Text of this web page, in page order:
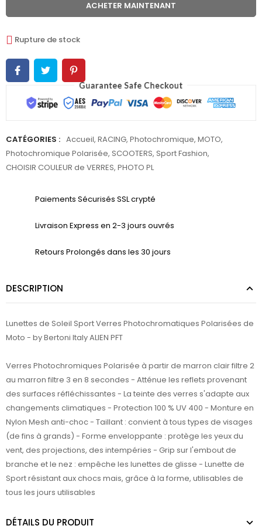
ACHETER MAINTENANT
Rupture de stock
CATÉGORIES : Accueil, RACING, Photochromique, MOTO,
Photochromique Polarisée, SCOOTERS, Sport Fashion,
CHOISIR COULEUR de VERRES, PHOTO PL
Paiements Sécurisés SSL crypté
Livraison Express en 2-3 jours ouvrés
Retours Prolongés dans les 30 jours
DESCRIPTION
Lunettes de Soleil Sport Verres Photochromatiques Polarisées de
Moto - by Bertoni Italy ALIEN PFT
Verres Photochromiques Polarisée à partir de marron clair filtre 2
au marron filtre 3 en 8 secondes - Atténue les reflets provenant
des surfaces réfléchissantes - La teinte des verres s'adapte aux
changements climatiques - Protection 100 % UV 400 - Monture en
Nylon Mesh anti-choc - Taillant : convient à tous types de visages
(de fins à grands) - Forme enveloppante : protège les yeux du
vent, des projections, des intempéries - Grip sur l'embout de
branche et le nez : empêche les lunettes de glisse - Lunette de
Sport résistant aux chocs mais, grâce à la forme, utilisables de
tous les jours utilisables
DÉTAILS DU PRODUIT